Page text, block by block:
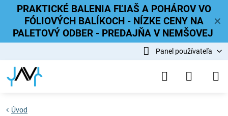
✕
PRAKTICKÉ BALENIA FĽIAŠ A POHÁROV VO
FÓLIOVÝCH BALÍKOCH - NÍZKE CENY NA
PALETOVÝ ODBER - PREDAJŇA V NEMŠOVEJ
Panel používateľa
Úvod